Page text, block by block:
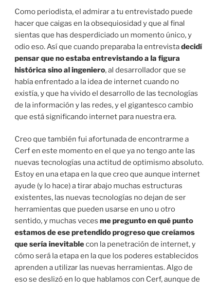
Como periodista, el admirar a tu entrevistado puede
hacer que caigas en la obsequiosidad y que al final
sientas que has desperdiciado un momento único, y
odio eso. Así que cuando preparaba la entrevistadecidí
pensar que no estaba entrevistando a la figura
histórica sino al ingeniero, al desarrollador que se
había enfrentado a la idea de internet cuando no
existía, y que ha vivido el desarrollo de las tecnologías
de la información y las redes, y el gigantesco cambio
que está significando internet para nuestra era.
Creo que también fui afortunada de encontrarme a
Cerf en este momento en el que ya no tengo ante las
nuevas tecnologías una actitud de optimismo absoluto.
Estoy en una etapa en la que creo que aunque internet
ayude (y lo hace) a tirar abajo muchas estructuras
existentes, las nuevas tecnologías no dejan de ser
herramientas que pueden usarse en uno u otro
sentido, y muchas veces me pregunto en qué punto
estamos de ese pretendido progreso que creíamos
que sería inevitablecon la penetración de internet, y
cómo será la etapa en la que los poderes establecidos
aprenden a utilizar las nuevas herramientas. Algo de
eso se deslizó en lo que hablamos con Cerf, aunque de